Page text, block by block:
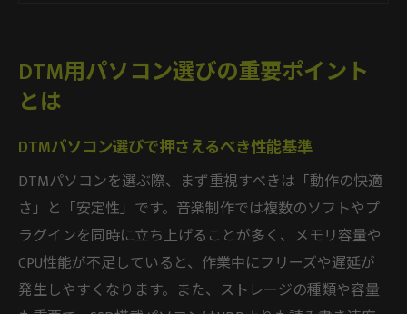
ノートとデスクトップのDTM快適環境比較
DTMパソコン ノートとデスクトップの違い
DTMパソコン ノートでの持ち運び利点とは
DTMに最適なパソコン環境の選択基準
DTMパソコン デスクトップとノートの選び
方
Windows派とMac派のDTMパソコン運用術
DTMパソコン WindowsとMacの安定運用ポ
DTM用パソコン選びの重要ポイント
とは
DTMパソコン選びで押さえるべき性能基準
DTMパソコンを選ぶ際、まず重視すべきは「動作の快適
さ」と「安定性」です。音楽制作では複数のソフトやプ
ラグインを同時に立ち上げることが多く、メモリ容量や
CPU性能が不足していると、作業中にフリーズや遅延が
発生しやすくなります。また、ストレージの種類や容量